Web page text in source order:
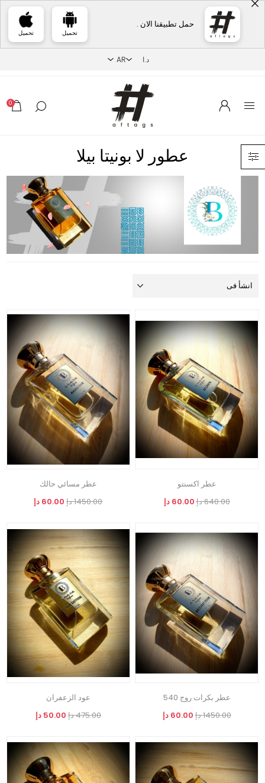
حمل تطبيقنا الان .
تحميل تحميل
0
عطور لا بونيتا بيلا
عطر اكسنتو
640.00 دإ
60.00 دإ
عطر مسائي حالك
1450.00 دإ
60.00 دإ
عطر بكرات روج 540
1450.00 دإ
60.00 دإ
عود الزعفران
475.00 دإ
50.00 دإ